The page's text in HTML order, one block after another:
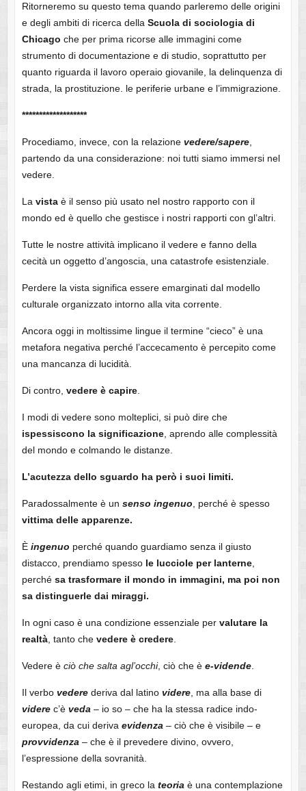
Ritorneremo su questo tema quando parleremo delle origini
e degli ambiti di ricerca della Scuola di sociologia di
Chicago che per prima ricorse alle immagini come
strumento di documentazione e di studio, soprattutto per
quanto riguarda il lavoro operaio giovanile, la delinquenza di
strada, la prostituzione. le periferie urbane e l’immigrazione.
*******************
Procediamo, invece, con la relazionevedere/sapere,
partendo da una considerazione: noi tutti siamo immersi nel
vedere.
La vistaè il senso più usato nel nostro rapporto con il
mondo ed è quello che gestisce i nostri rapporti con gl’altri.
Tutte le nostre attività implicano il vedere e fanno della
cecità un oggetto d’angoscia, una catastrofe esistenziale.
Perdere la vista significa essere emarginati dal modello
culturale organizzato intorno alla vita corrente.
Ancora oggi in moltissime lingue il termine “cieco” è una
metafora negativa perché l’accecamento è percepito come
una mancanza di lucidità.
Di contro, vedere è capire.
I modi di vedere sono molteplici, si può dire che
ispessiscono la significazione, aprendo alle complessità
del mondo e colmando le distanze.
L’acutezza dello sguardo ha però i suoi limiti.
Paradossalmente è un senso ingenuo, perché è spesso
vittima delle apparenze.
È ingenuo perché quando guardiamo senza il giusto
distacco, prendiamo spesso le lucciole per lanterne,
perché sa trasformare il mondo in immagini, ma poi non
sa distinguerle dai miraggi.
In ogni caso è una condizione essenziale per valutare la
realtà, tanto che vedere è credere.
Vedere è ciò che salta agl’occhi, ciò che è e-vidende.
Il verbo vederederiva dal latino videre, ma alla base di
viderec’è veda– io so – che ha la stessa radice indo-
europea, da cui deriva evidenza– ciò che è visibile – e
provvidenza– che è il prevedere divino, ovvero,
l’espressione della sovranità.
Restando agli etimi, in greco la teoriaè una contemplazione